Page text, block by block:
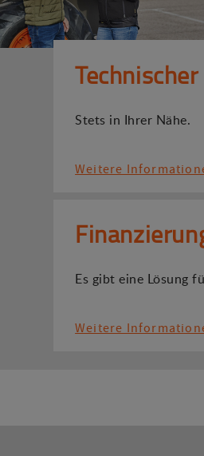
Stets in Ihrer Nähe.
Weitere
Es gibt eine Lösung
Weitere